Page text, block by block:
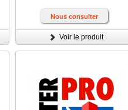
Nous consulter
Voir le produit